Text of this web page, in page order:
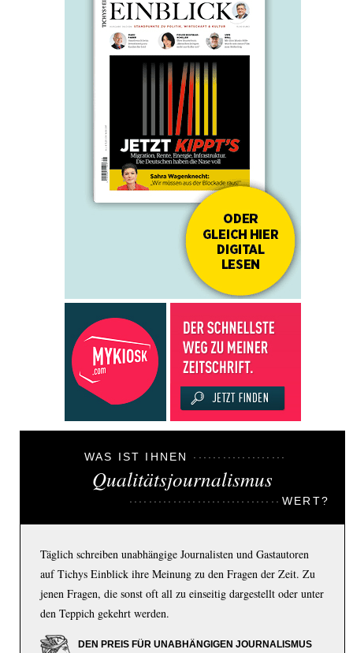
WAS IST IHNEN
Qualitätsjournalismus
WERT?
Täglich schreiben unabhängige Journalisten und Gastautoren
auf Tichys Einblick ihre Meinung zu den Fragen der Zeit. Zu
jenen Fragen, die sonst oft all zu einseitig dargestellt oder unter
den Teppich gekehrt werden.
DEN PREIS FÜR UNABHÄNGIGEN JOURNALISMUS